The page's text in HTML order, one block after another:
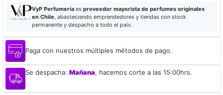
VyP Perfumeríaes proveedor mayorista de perfumes originales
en Chile, abasteciendo emprendedores y tiendas con stock
permanente y despacho a todo el país.
Paga con nuestros múltiples métodos de pago.
Se despacha: Mañana, hacemos corte a las 15:00hrs.